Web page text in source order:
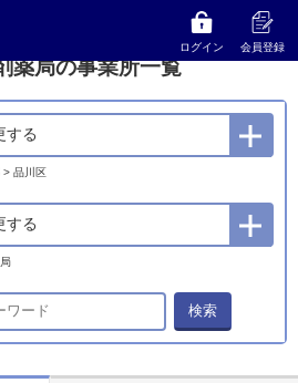
ログイン 会員登録
品川区の調剤薬局の事業所一覧
薬局の事業所一覧
する
> 品川区
する
検索